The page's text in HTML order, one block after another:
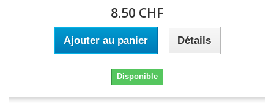
8.50 CHF
Ajouter au panier Détails
Disponible